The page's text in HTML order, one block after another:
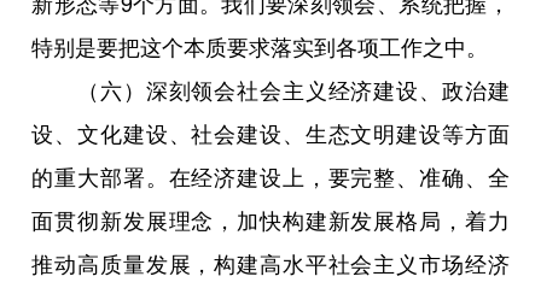
特别是要把这个本质要求落实到各项工作之中。
（六）深刻领会社会主义经济建设、政治建
设、文化建设、社会建设、生态文明建设等方面
的重大部署。在经济建设上，要完整、准确、全
面贯彻新发展理念，加快构建新发展格局，着力
推动高质量发展，构建高水平社会主义市场经济